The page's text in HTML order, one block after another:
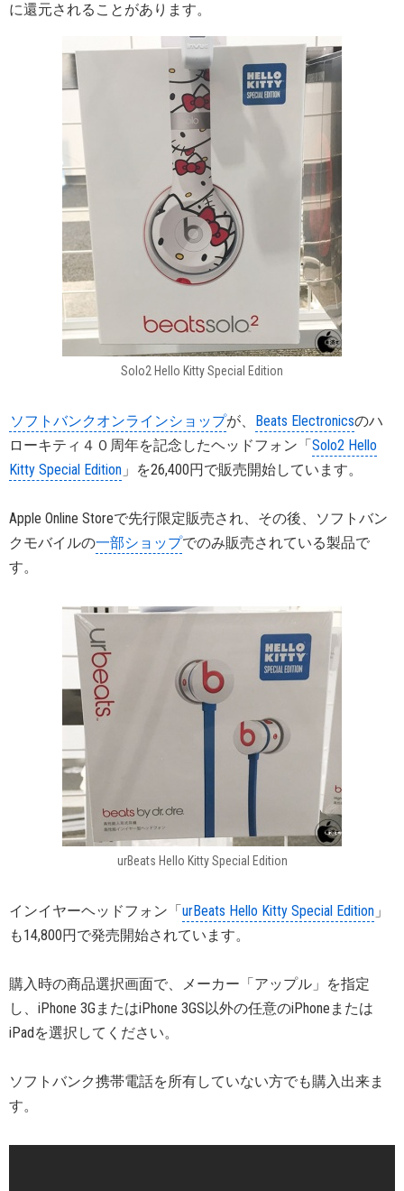
に還元されることがあります。
Solo2 Hello Kitty Special Edition
ソフトバンクオンラインショップが、 Beats Electronicsのハ
ローキティ４０周年を記念したヘッドフォン「Solo2 Hello
Kitty Special Edition 」を26,400円で販売開始しています。
Apple Online Storeで先行限定販売され、その後、ソフトバン
クモバイルの一部ショップでのみ販売されている製品で
す。
urBeats Hello Kitty Special Edition
インイヤーヘッドフォン「urBeats Hello Kitty Special Edition 」
も14,800円で発売開始されています。
購入時の商品選択画面で、メーカー「アップル」を指定
し、iPhone 3GまたはiPhone 3GS以外の任意のiPhoneまたは
iPadを選択してください。
ソフトバンク携帯電話を所有していない方でも購入出来ま
す。